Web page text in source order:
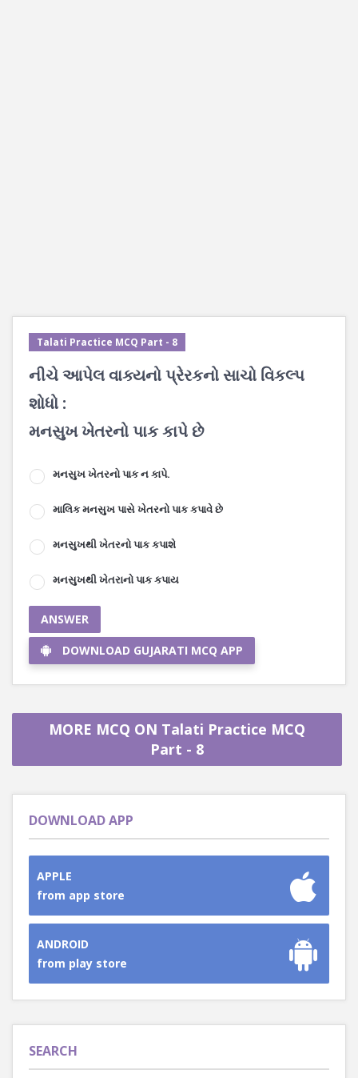
Talati Practice MCQ Part - 8
નીચે આપેલ વાક્યનો પ્રેરકનો સાચો વિકલ્પ
શોધો :
મનસુખ ખેતરનો પાક કાપે છે
મનસુખ ખેતરનો પાક ન કાપે.
માલિક મનસુખ પાસે ખેતરનો પાક કપાવે છે
મનસુખથી ખેતરનો પાક કપાશે
મનસુખથી ખેતરાનો પાક કપાય
ANSWER
DOWNLOAD GUJARATI MCQ APP
MORE MCQ ON Talati Practice MCQ
Part - 8
DOWNLOAD APP
APPLE
from app store
ANDROID
from play store
SEARCH